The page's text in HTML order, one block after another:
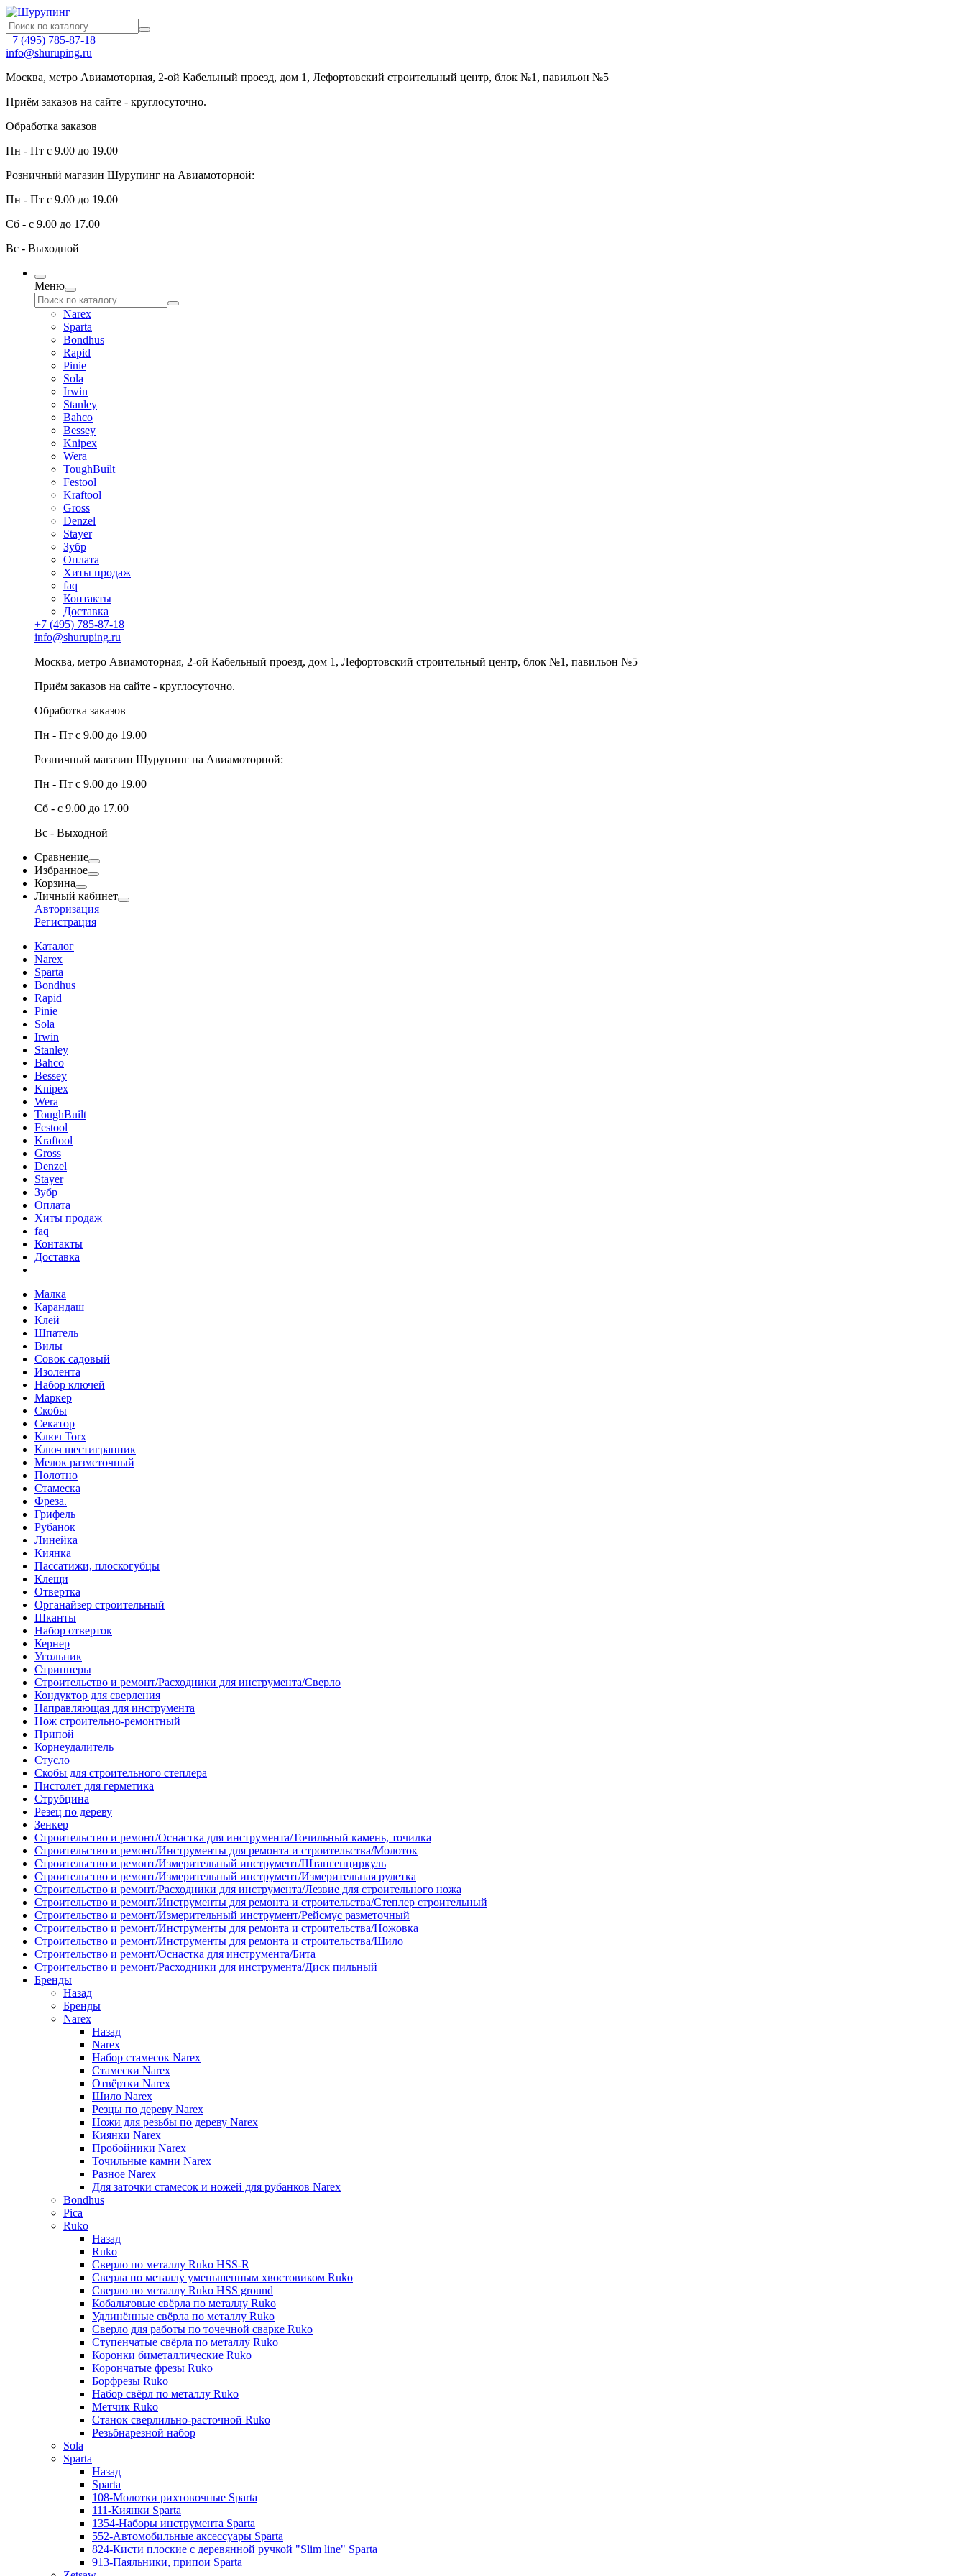
+7 (495) 785-87-18
info@shuruping.ru
Москва, метро Авиамоторная, 2-ой Кабельный проезд, дом 1, Лефортовский строительный центр, блок №1, павильон №5
Приём заказов на сайте - круглосуточно.
Обработка заказов
Пн - Пт с 9.00 до 19.00
Розничный магазин Шурупинг на Авиамоторной:
Пн - Пт с 9.00 до 19.00
Сб - с 9.00 до 17.00
Вс - Выходной
Меню
Narex
Sparta
Bondhus
Rapid
Pinie
Sola
Irwin
Stanley
Bahco
Bessey
Knipex
Wera
ToughBuilt
Festool
Kraftool
Gross
Denzel
Stayer
Зубр
Оплата
Хиты продаж
faq
Контакты
Доставка
+7 (495) 785-87-18
info@shuruping.ru
Москва, метро Авиамоторная, 2-ой Кабельный проезд, дом 1, Лефортовский строительный центр, блок №1, павильон №5
Приём заказов на сайте - круглосуточно.
Обработка заказов
Пн - Пт с 9.00 до 19.00
Розничный магазин Шурупинг на Авиамоторной:
Пн - Пт с 9.00 до 19.00
Сб - с 9.00 до 17.00
Вс - Выходной
Сравнение
Избранное
Корзина
Личный кабинет
Авторизация
Регистрация
Каталог
Narex
Sparta
Bondhus
Rapid
Pinie
Sola
Irwin
Stanley
Bahco
Bessey
Knipex
Wera
ToughBuilt
Festool
Kraftool
Gross
Denzel
Stayer
Зубр
Оплата
Хиты продаж
faq
Контакты
Доставка
Малка
Карандаш
Клей
Шпатель
Вилы
Совок садовый
Изолента
Набор ключей
Маркер
Скобы
Секатор
Ключ Torx
Ключ шестигранник
Мелок разметочный
Полотно
Стамеска
Фреза.
Грифель
Рубанок
Линейка
Киянка
Пассатижи, плоскогубцы
Клещи
Отвертка
Органайзер строительный
Шканты
Набор отверток
Кернер
Угольник
Стрипперы
Строительство и ремонт/Расходники для инструмента/Сверло
Кондуктор для сверления
Направляющая для инструмента
Нож строительно-ремонтный
Припой
Корнеудалитель
Стусло
Скобы для строительного степлера
Пистолет для герметика
Струбцина
Резец по дереву
Зенкер
Строительство и ремонт/Оснастка для инструмента/Точильный камень, точилка
Строительство и ремонт/Инструменты для ремонта и строительства/Молоток
Строительство и ремонт/Измерительный инструмент/Штангенциркуль
Строительство и ремонт/Измерительный инструмент/Измерительная рулетка
Строительство и ремонт/Расходники для инструмента/Лезвие для строительного ножа
Строительство и ремонт/Инструменты для ремонта и строительства/Степлер строительный
Строительство и ремонт/Измерительный инструмент/Рейсмус разметочный
Строительство и ремонт/Инструменты для ремонта и строительства/Ножовка
Строительство и ремонт/Инструменты для ремонта и строительства/Шило
Строительство и ремонт/Оснастка для инструмента/Бита
Строительство и ремонт/Расходники для инструмента/Диск пильный
Бренды
Назад
Бренды
Narex
Назад
Narex
Набор стамесок Narex
Стамески Narex
Отвёртки Narex
Шило Narex
Резцы по дереву Narex
Ножи для резьбы по дереву Narex
Киянки Narex
Пробойники Narex
Точильные камни Narex
Разное Narex
Для заточки стамесок и ножей для рубанков Narex
Bondhus
Pica
Ruko
Назад
Ruko
Сверло по металлу Ruko HSS-R
Сверла по металлу уменьшенным хвостовиком Ruko
Сверло по металлу Ruko HSS ground
Кобальтовые свёрла по металлу Ruko
Удлинённые свёрла по металлу Ruko
Сверло для работы по точечной сварке Ruko
Ступенчатые свёрла по металлу Ruko
Коронки биметаллические Ruko
Корончатые фрезы Ruko
Борфрезы Ruko
Набор свёрл по металлу Ruko
Метчик Ruko
Станок сверлильно-расточной Ruko
Резьбнарезной набор
Sola
Sparta
Назад
Sparta
108-Молотки рихтовочные Sparta
111-Киянки Sparta
1354-Наборы инструмента Sparta
552-Автомобильные аксессуары Sparta
824-Кисти плоские с деревянной ручкой "Slim line" Sparta
913-Паяльники, припои Sparta